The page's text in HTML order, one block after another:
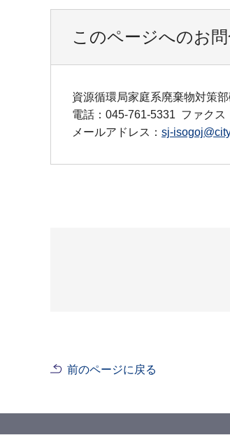
このページへのお
資源循環局家庭系廃棄物対策
電話：045-761-5331 ファクス
メールアドレス： sj-
前のページに戻る